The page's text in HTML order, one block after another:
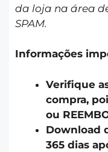
da loja na área
SPAM.
Informações
Verifique
compra,
ou
Download
365 dias